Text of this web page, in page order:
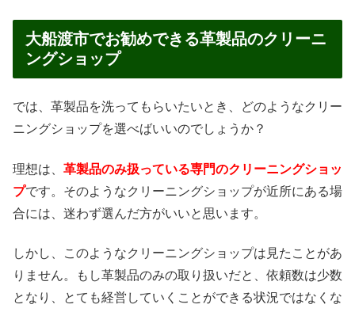
大船渡市でお勧めできる革製品のクリーニ
ングショップ
では、革製品を洗ってもらいたいとき、どのようなクリー
ニングショップを選べばいいのでしょうか？
理想は、 革製品のみ扱っている専門のクリーニングショッ
プです。そのようなクリーニングショップが近所にある場
合には、迷わず選んだ方がいいと思います。
しかし、このようなクリーニングショップは見たことがあ
りません。もし革製品のみの取り扱いだと、依頼数は少数
となり、とても経営していくことができる状況ではなくな